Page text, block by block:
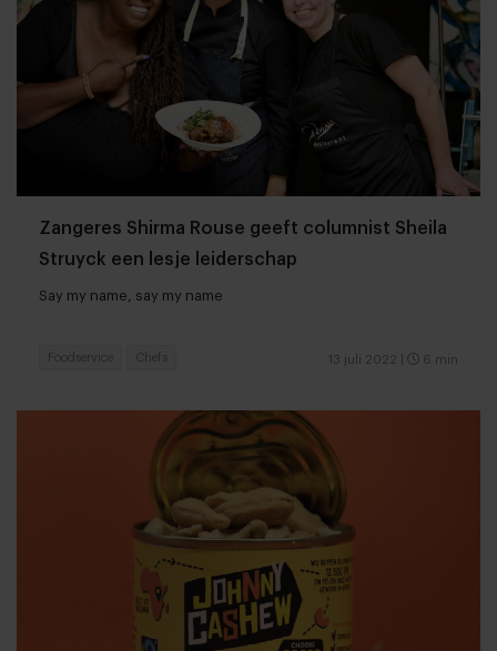
Zangeres Shirma Rouse geeft columnist Sheila
Struyck een lesje leiderschap
Say my name, say my name
13 juli 2022 6 min
Foodservice Chefs